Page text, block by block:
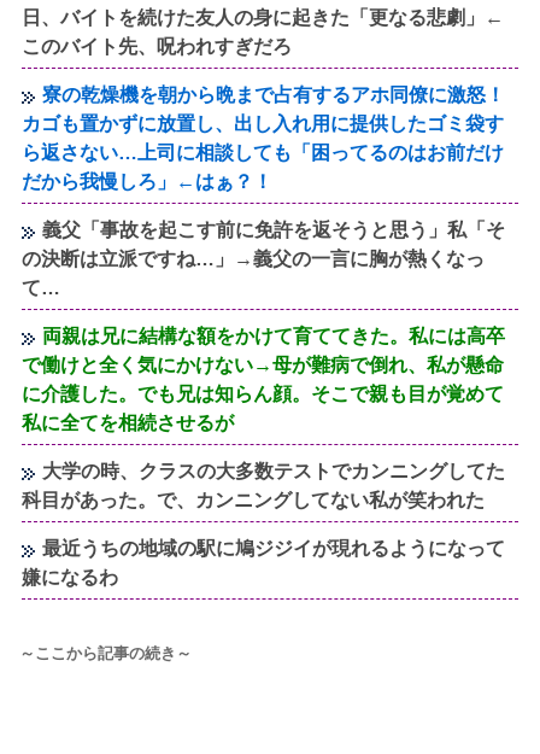
日、バイトを続けた友人の身に起きた「更なる悲劇」←
このバイト先、呪われすぎだろ
寮の乾燥機を朝から晩まで占有するアホ同僚に激怒！
カゴも置かずに放置し、出し入れ用に提供したゴミ袋す
ら返さない…上司に相談しても「困ってるのはお前だけ
だから我慢しろ」←はぁ？！
義父「事故を起こす前に免許を返そうと思う」私「そ
の決断は立派ですね…」→義父の一言に胸が熱くなっ
て…
両親は兄に結構な額をかけて育ててきた。私には高卒
で働けと全く気にかけない→母が難病で倒れ、私が懸命
に介護した。でも兄は知らん顔。そこで親も目が覚めて
私に全てを相続させるが
大学の時、クラスの大多数テストでカンニングしてた
科目があった。で、カンニングしてない私が笑われた
最近うちの地域の駅に鳩ジジイが現れるようになって
嫌になるわ
～ここから記事の続き～